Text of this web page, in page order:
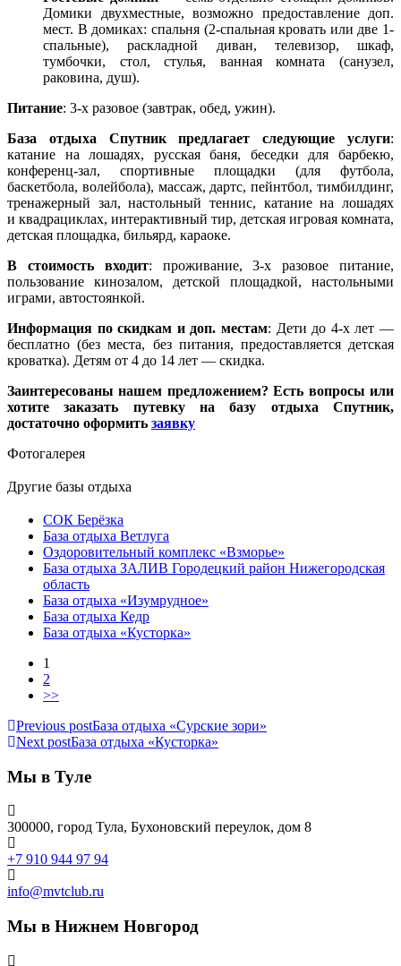
Домики двухместные, возможно предоставление доп.
мест. В домиках: спальня (2-спальная кровать или две 1-
спальные), раскладной диван, телевизор, шкаф,
тумбочки, стол, стулья, ванная комната (санузел,
раковина, душ).
Питание: 3-х разовое (завтрак, обед, ужин).
База отдыха Спутник предлагает следующие услуги:
катание на лошадях, русская баня, беседки для барбекю,
конференц-зал, спортивные площадки (для футбола,
баскетбола, волейбола), массаж, дартс, пейнтбол, тимбилдинг,
тренажерный зал, настольный теннис, катание на лошадях
и квадрациклах, интерактивный тир, детская игровая комната,
детская площадка, бильярд, караоке.
В стоимость входит: проживание, 3-х разовое питание,
пользование кинозалом, детской площадкой, настольными
играми, автостоянкой.
Информация по скидкам и доп. местам: Дети до 4-х лет —
бесплатно (без места, без питания, предоставляется детская
кроватка). Детям от 4 до 14 лет — скидка.
Заинтересованы нашем предложением? Есть вопросы или
хотите заказать путевку на базу отдыха Спутник,
достаточно оформить заявку
Фотогалерея
Другие базы отдыха
СОК Берёзка
База отдыха Ветлуга
Оздоровительный комплекс «Взморье»
База отдыха ЗАЛИВ Городецкий район Нижегородская
область
База отдыха «Изумрудное»
База отдыха Кедр
База отдыха «Кусторка»
1
2
>>
Previous postБаза отдыха «Сурские зори»
Next postБаза отдыха «Кусторка»
Мы в Туле
300000, город Тула, Бухоновский переулок, дом 8
+7 910 944 97 94
info@mvtclub.ru
Мы в Нижнем Новгород